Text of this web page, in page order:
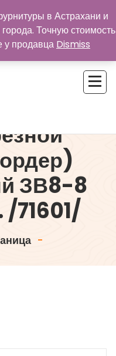
ЗВ8-8
/71601/
-
в Астрахани и
Точную стоимость
у продавца Dismiss